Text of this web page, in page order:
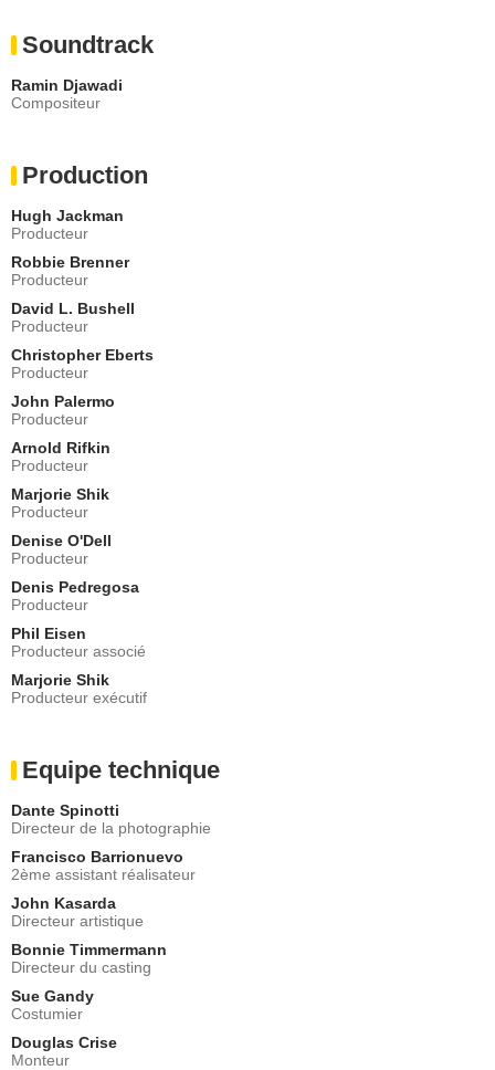
Soundtrack
Ramin Djawadi
Compositeur
Production
Hugh Jackman
Producteur
Robbie Brenner
Producteur
David L. Bushell
Producteur
Christopher Eberts
Producteur
John Palermo
Producteur
Arnold Rifkin
Producteur
Marjorie Shik
Producteur
Denise O'Dell
Producteur
Denis Pedregosa
Producteur
Phil Eisen
Producteur associé
Marjorie Shik
Producteur exécutif
Equipe technique
Dante Spinotti
Directeur de la photographie
Francisco Barrionuevo
2ème assistant réalisateur
John Kasarda
Directeur artistique
Bonnie Timmermann
Directeur du casting
Sue Gandy
Costumier
Douglas Crise
Monteur